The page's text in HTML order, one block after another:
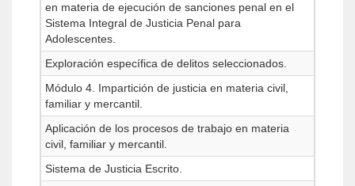
en materia de ejecución de sanciones penal en el
Sistema Integral de Justicia Penal para
Adolescentes.
Exploración específica de delitos seleccionados.
Módulo 4. Impartición de justicia en materia civil,
familiar y mercantil.
Aplicación de los procesos de trabajo en materia
civil, familiar y mercantil.
Sistema de Justicia Escrito.